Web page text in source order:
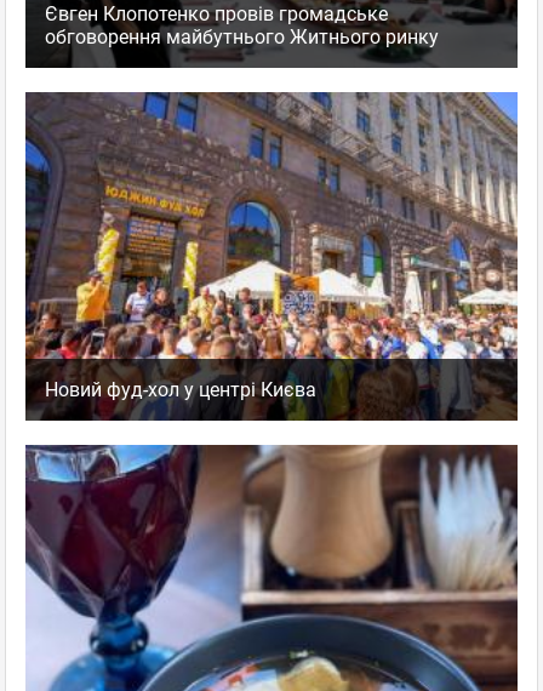
Євген Клопотенко провів громадське
обговорення майбутнього Житнього ринку
Новий фуд-хол у центрі Києва